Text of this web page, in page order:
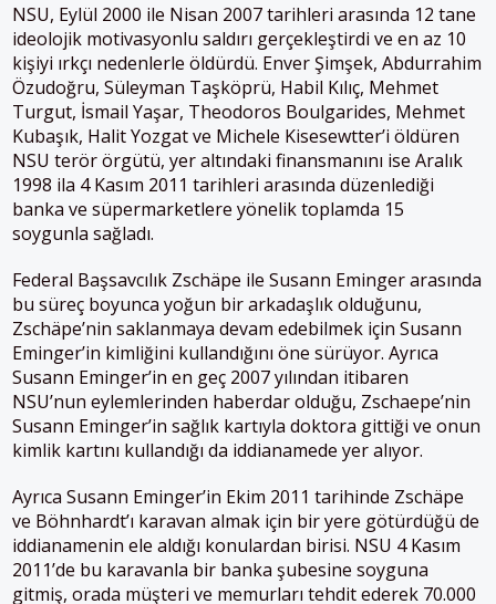
NSU, Eylül 2000 ile Nisan 2007 tarihleri arasında 12 tane
ideolojik motivasyonlu saldırı gerçekleştirdi ve en az 10
kişiyi ırkçı nedenlerle öldürdü. Enver Şimşek, Abdurrahim
Özudoğru, Süleyman Taşköprü, Habil Kılıç, Mehmet
Turgut, İsmail Yaşar, Theodoros Boulgarides, Mehmet
Kubaşık, Halit Yozgat ve Michele Kisesewtter’i öldüren
NSU terör örgütü, yer altındaki finansmanını ise Aralık
1998 ila 4 Kasım 2011 tarihleri arasında düzenlediği
banka ve süpermarketlere yönelik toplamda 15
soygunla sağladı.
Federal Başsavcılık Zschäpe ile Susann Eminger arasında
bu süreç boyunca yoğun bir arkadaşlık olduğunu,
Zschäpe’nin saklanmaya devam edebilmek için Susann
Eminger’in kimliğini kullandığını öne sürüyor. Ayrıca
Susann Eminger’in en geç 2007 yılından itibaren
NSU’nun eylemlerinden haberdar olduğu, Zschaepe’nin
Susann Eminger’in sağlık kartıyla doktora gittiği ve onun
kimlik kartını kullandığı da iddianamede yer alıyor.
Ayrıca Susann Eminger’in Ekim 2011 tarihinde Zschäpe
ve Böhnhardt’ı karavan almak için bir yere götürdüğü de
iddianamenin ele aldığı konulardan birisi. NSU 4 Kasım
2011’de bu karavanla bir banka şubesine soyguna
gitmiş, orada müşteri ve memurları tehdit ederek 70.000